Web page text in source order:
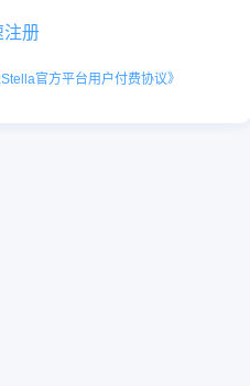
注册
Stella官方平台用户付费协议》